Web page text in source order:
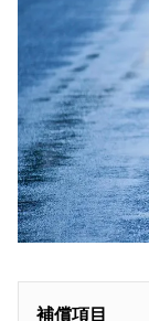
補償項目